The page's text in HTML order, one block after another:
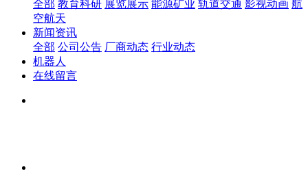
全部 教育科研 展览展示 能源矿业 轨道交通 影视动画 航
空航天
新闻资讯
全部 公司公告 厂商动态 行业动态
机器人
在线留言